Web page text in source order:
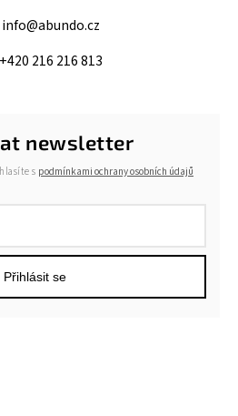
info@abundo.cz
+420 216 216 813
newsletter
s podmínkami ochrany osobních údajů
Přihlásit se